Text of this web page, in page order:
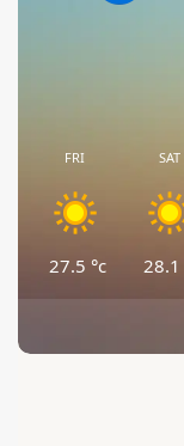
FRI
27.5 °c
SAT
28.1